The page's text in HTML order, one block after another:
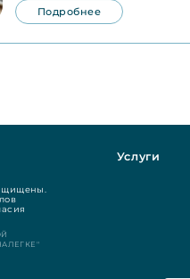
Подробнее
Услуги